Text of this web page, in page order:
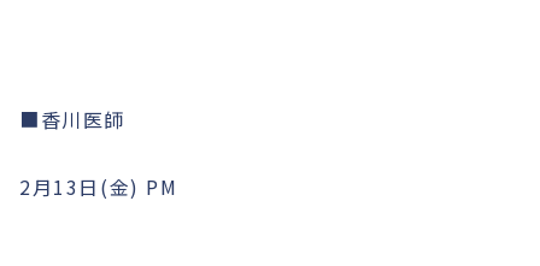
■香川医師
2月13日(金) PM